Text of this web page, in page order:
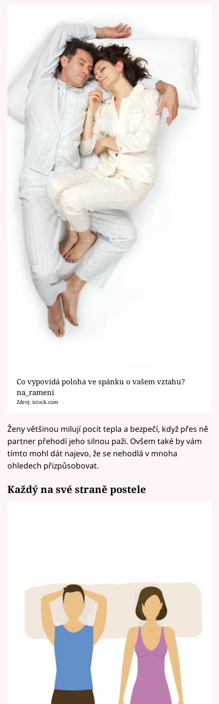
Co vypovídá poloha ve spánku o vašem vztahu?
na_rameni
Zdroj: istock.com
Ženy většinou milují pocit tepla a bezpečí, když přes ně
partner přehodí jeho silnou paži. Ovšem také by vám
tímto mohl dát najevo, že se nehodlá v mnoha
ohledech přizpůsobovat.
Každý na své straně postele